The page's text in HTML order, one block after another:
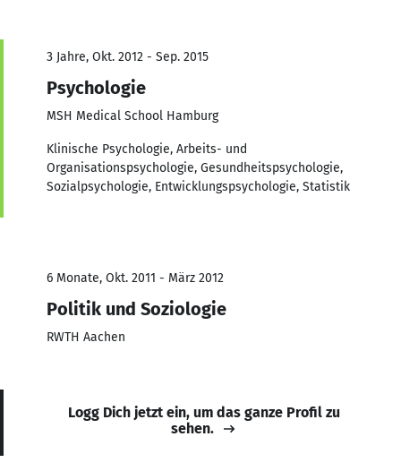
3 Jahre, Okt. 2012 - Sep. 2015
Psychologie
MSH Medical School Hamburg
Klinische Psychologie, Arbeits- und
Organisationspsychologie, Gesundheitspsychologie,
Sozialpsychologie, Entwicklungspsychologie, Statistik
6 Monate, Okt. 2011 - März 2012
Politik und Soziologie
RWTH Aachen
Logg Dich jetzt ein, um das ganze Profil zu
sehen.